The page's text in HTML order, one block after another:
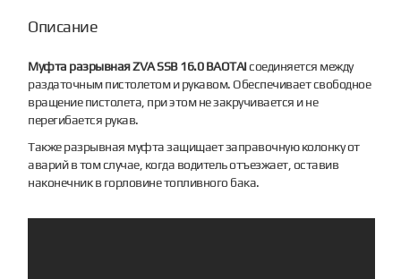
Описание
Муфта разрывная ZVA SSB 16.0 BAOTAIсоединяется между
раздаточным пистолетом и рукавом. Обеспечивает свободное
вращение пистолета, при этом не закручивается и не
перегибается рукав.
Также разрывная муфта защищает заправочную колонку от
аварий в том случае, когда водитель отъезжает, оставив
наконечник в горловине топливного бака.